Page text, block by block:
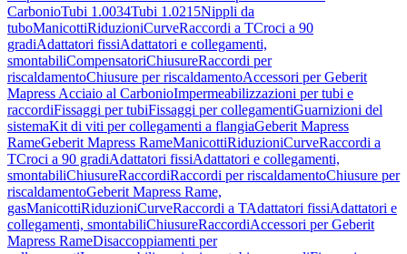
CarbonioTubi 1.0034Tubi 1.0215Nippli da
tuboManicottiRiduzioniCurveRaccordi a TCroci a 90
gradiAdattatori fissiAdattatori e collegamenti,
smontabiliCompensatoriChiusureRaccordi per
riscaldamentoChiusure per riscaldamentoAccessori per Geberit
Mapress Acciaio al CarbonioImpermeabilizzazioni per tubi e
raccordiFissaggi per tubiFissaggi per collegamentiGuarnizioni del
sistemaKit di viti per collegamenti a flangiaGeberit Mapress
RameGeberit Mapress RameManicottiRiduzioniCurveRaccordi a
TCroci a 90 gradiAdattatori fissiAdattatori e collegamenti,
smontabiliChiusureRaccordiRaccordi per riscaldamentoChiusure per
riscaldamentoGeberit Mapress Rame,
gasManicottiRiduzioniCurveRaccordi a TAdattatori fissiAdattatori e
collegamenti, smontabiliChiusureRaccordiAccessori per Geberit
Mapress RameDisaccoppiamenti per